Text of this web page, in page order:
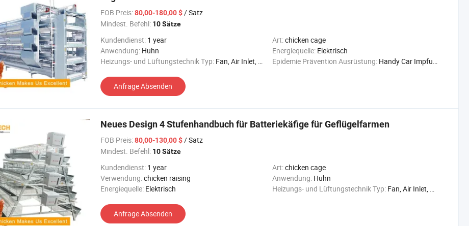
FOB Preis:80,00-180,00 $/ Satz
Mindest. Befehl: 10 Sätze
Kundendienst: 1 year Art:chicken cage
Anwendung: Huhn Energiequelle: Elektrisch
Heizungs- und Lüftungstechnik Typ: Fan, Air Inlet, Cooling Pad Epidemie Prävention Ausrüstung: Handy Car Impfung
Anfrage Absenden
Neues Design 4 Stufenhandbuch für Batteriekäfige für Geflügelfarmen
FOB Preis:80,00-130,00 $/ Satz
Mindest. Befehl: 10 Sätze
Kundendienst: 1 year Art:chicken cage
Verwendung:chicken raising Anwendung: Huhn
Energiequelle: Elektrisch Heizungs- und Lüftungstechnik Typ: Fan, Air Inlet, Cooling Pad
Anfrage Absenden